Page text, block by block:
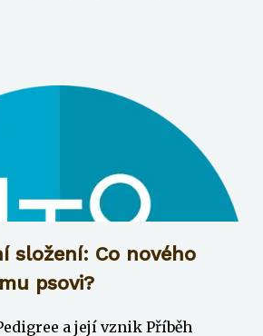
složení: Co nového
psovi?
a její vznik Příběh